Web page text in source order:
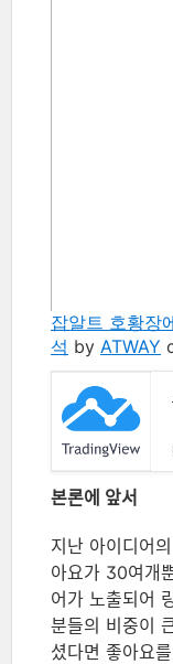
잡알트 호황장
석 by ATWAY
본론에 앞서
지난
아요가
어가 노출되어
분들의 비중이
셨다면